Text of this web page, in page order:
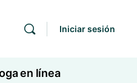
Iniciar sesión
en línea